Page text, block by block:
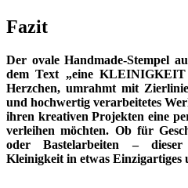
Fazit
Der ovale Handmade-Stempel
dem Text „eine
Herzchen, umrahmt mit
und hochwertig verarbeitetes
ihren kreativen Projekten eine
verleihen möchten. Ob für
oder Bastelarbeiten –
Kleinigkeit in etwas Einzigartiges